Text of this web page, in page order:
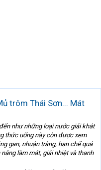
trôm Thái Sơn... Mát
như những loại nước giải khát
thức uống này còn được xem
gan, nhuận tràng, hạn chế quá
làm mát, giải nhiệt và thanh